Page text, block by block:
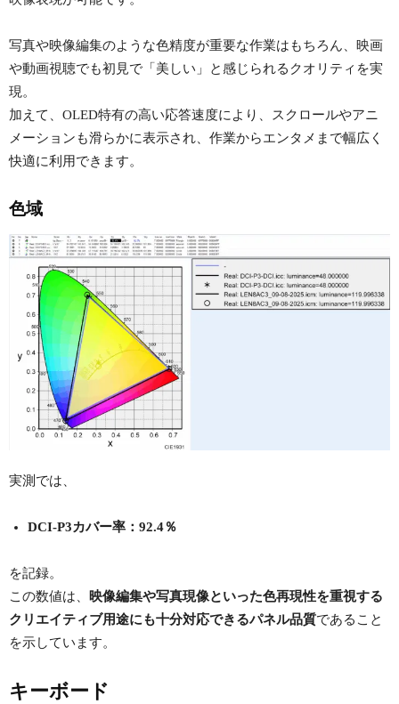
写真や映像編集のような色精度が重要な作業はもちろん、映画
や動画視聴でも初見で「美しい」と感じられるクオリティを実
現。
加えて、OLED特有の高い応答速度により、スクロールやアニ
メーションも滑らかに表示され、作業からエンタメまで幅広く
快適に利用できます。
色域
実測では、
DCI-P3カバー率：92.4％
を記録。
この数値は、 映像編集や写真現像といった色再現性を重視する
クリエイティブ用途にも十分対応できるパネル品質であること
を示しています。
キーボード